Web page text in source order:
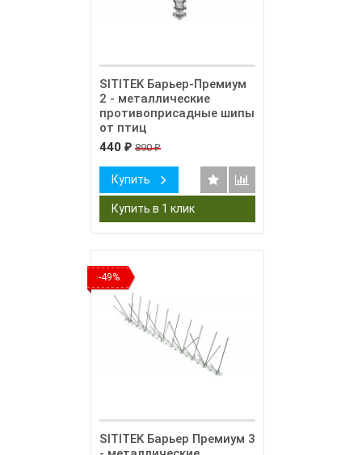
SITITEK Барьер-Премиум
2 - металлические
противоприсадные шипы
от птиц
440 ₽ 890₽
Купить
-49%
SITITEK Барьер Премиум 3